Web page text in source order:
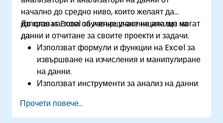
начално до средно ниво, които желаят да
използват Excel за извършване на анализ на
данни и отчитане за своите проекти и задачи.
До края на това обучение участниците ще могат
да:
Използват формули и функции на Excel за
извършване на изчисления и манипулиране
на данни.
Използват инструменти за анализ на данни
ако“ и прогнозиране за обобщаване и
визуализиране на данни.
Прочети повече...